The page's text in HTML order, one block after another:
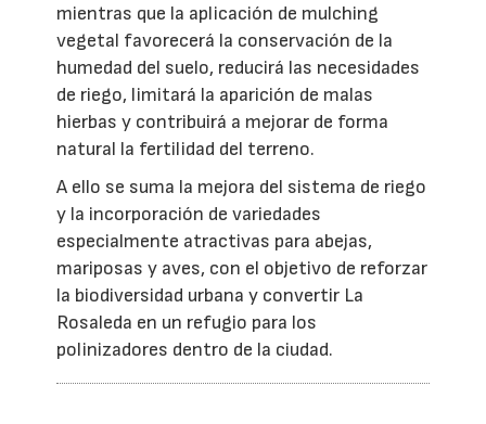
mientras que la aplicación de mulching
vegetal favorecerá la conservación de la
humedad del suelo, reducirá las necesidades
de riego, limitará la aparición de malas
hierbas y contribuirá a mejorar de forma
natural la fertilidad del terreno.
A ello se suma la mejora del sistema de riego
y la incorporación de variedades
especialmente atractivas para abejas,
mariposas y aves, con el objetivo de reforzar
la biodiversidad urbana y convertir La
Rosaleda en un refugio para los
polinizadores dentro de la ciudad.